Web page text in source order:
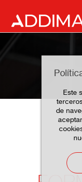
Este
de
Home